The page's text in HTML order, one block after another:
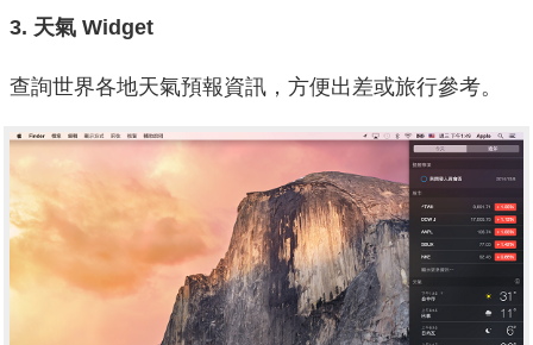
3. 天氣 Widget
查詢世界各地天氣預報資訊，方便出差或旅行參考。